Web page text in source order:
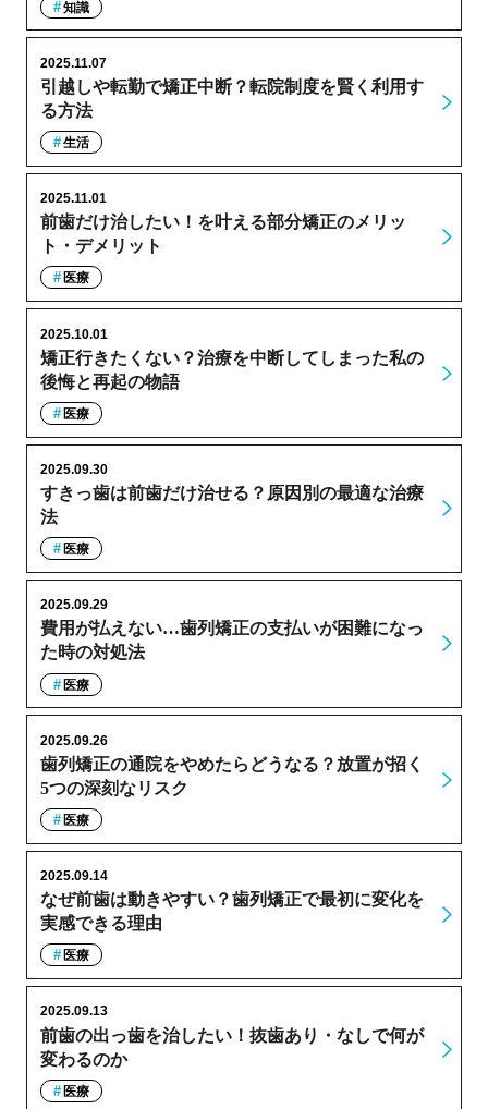
知識
引越しや転勤で矯正中断？転院制度を賢く利用す
る方法
2025.11.07
生活
前歯だけ治したい！を叶える部分矯正のメリッ
ト・デメリット
2025.11.01
医療
矯正行きたくない？治療を中断してしまった私の
後悔と再起の物語
2025.10.01
医療
すきっ歯は前歯だけ治せる？原因別の最適な治療
法
2025.09.30
医療
費用が払えない…歯列矯正の支払いが困難になっ
た時の対処法
2025.09.29
医療
歯列矯正の通院をやめたらどうなる？放置が招く
5つの深刻なリスク
2025.09.26
医療
なぜ前歯は動きやすい？歯列矯正で最初に変化を
実感できる理由
2025.09.14
医療
前歯の出っ歯を治したい！抜歯あり・なしで何が
変わるのか
2025.09.13
医療